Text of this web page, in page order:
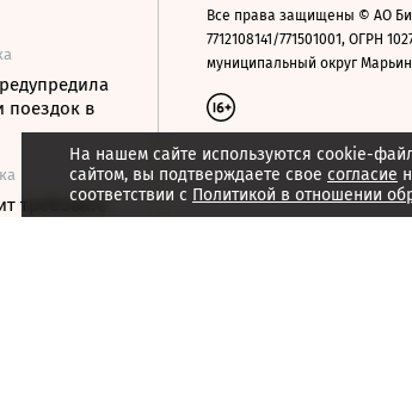
поездок в
требовать
На нашем сайте используются cookie-
сайтом, вы подтверждаете свое согласие
соответствии с Политикой в отношении
Все права защищены © АО
7712108141/771501001, ОГРН
муниципальный округ